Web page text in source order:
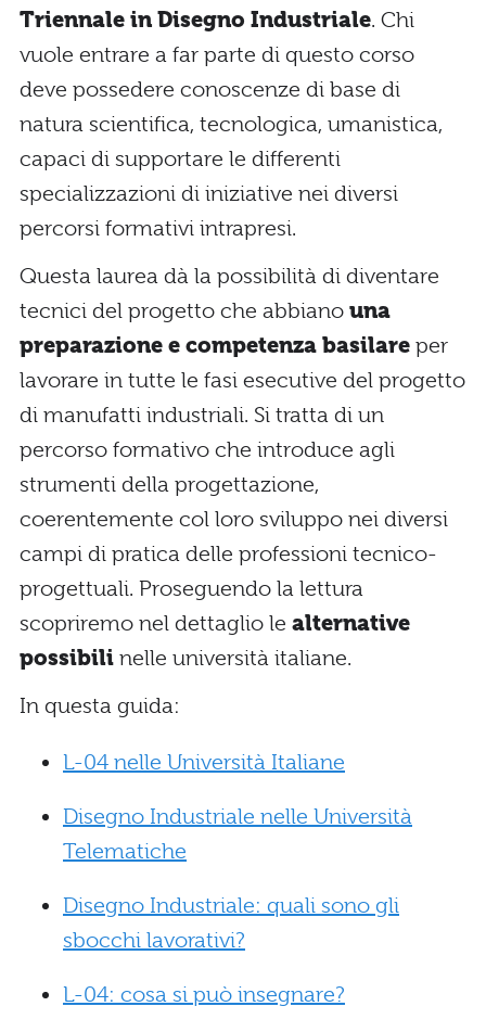
Triennale in Disegno Industriale. Chi
vuole entrare a far parte di questo corso
deve possedere conoscenze di base di
natura scientifica, tecnologica, umanistica,
capaci di supportare le differenti
specializzazioni di iniziative nei diversi
percorsi formativi intrapresi.
Questa laurea dà la possibilità di diventare
tecnici del progetto che abbiano una
preparazione e competenza basilare per
lavorare in tutte le fasi esecutive del progetto
di manufatti industriali. Si tratta di un
percorso formativo che introduce agli
strumenti della progettazione,
coerentemente col loro sviluppo nei diversi
campi di pratica delle professioni tecnico-
progettuali. Proseguendo la lettura
scopriremo nel dettaglio le alternative
possibili nelle università italiane.
In questa guida:
L-04 nelle Università Italiane
Disegno Industriale nelle Università
Telematiche
Disegno Industriale: quali sono gli
sbocchi lavorativi?
L-04: cosa si può insegnare?